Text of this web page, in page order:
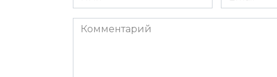
*
*
Комментарий